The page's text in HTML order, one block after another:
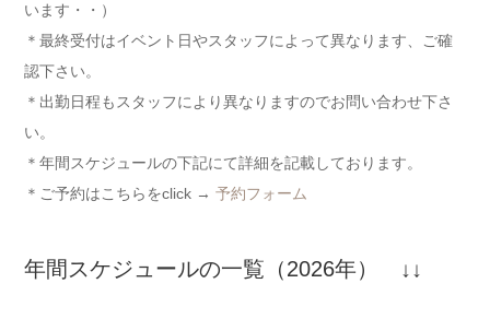
います・・）
＊最終受付はイベント日やスタッフによって異なります、ご確
認下さい。
＊出勤日程もスタッフにより異なりますのでお問い合わせ下さ
い。
＊年間スケジュールの下記にて詳細を記載しております。
＊ご予約はこちらをclick → 予約フォーム
年間スケジュールの一覧（2026年） ↓↓